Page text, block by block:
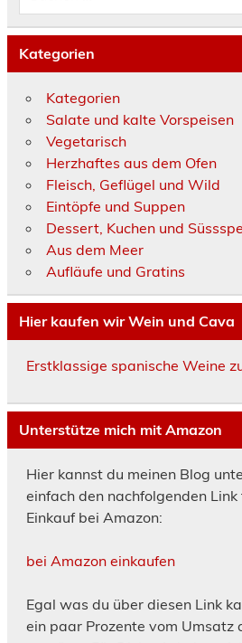
Kategorien
Kategorien
Salate und kalte Vorspeisen
Vegetarisch
Herzhaftes aus dem Ofen
Fleisch, Geflügel und Wild
Eintöpfe und Suppen
Dessert, Kuchen und
Aus dem Meer
Aufläufe und Gratins
Hier kaufen wir Wein und Cava
Erstklassige spanische Weine
Unterstütze mich mit Amazon
Hier kannst du meinen Blog
einfach den nachfolgenden
Einkauf bei Amazon:
bei Amazon einkaufen
Egal was du über diesen Link
ein paar Prozente vom Umsatz